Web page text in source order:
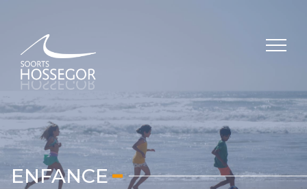
le menu
ENFANCE